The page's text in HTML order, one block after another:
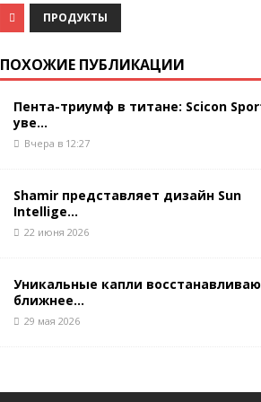
ПРОДУКТЫ
ПОХОЖИЕ ПУБЛИКАЦИИ
Пента-триумф в титане: Scicon
уве...
Вчера в 12:27
Shamir представляет дизайн Sun
Intellige...
22 июня 2026
Уникальные капли
ближнее...
29 мая 2026